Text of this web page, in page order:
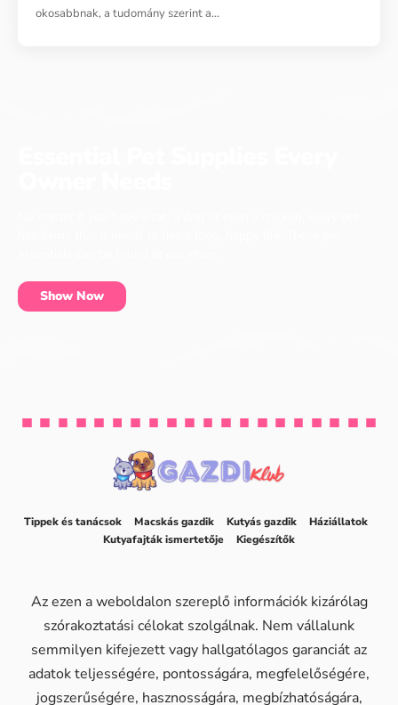
okosabbnak, a tudomány szerint a…
Show Now
Tippek és tanácsok Macskás gazdik Kutyás gazdik
Háziállatok
Kutyafajták ismertetője
Kiegészítők
Az ezen a weboldalon szereplő információk kizárólag
szórakoztatási célokat szolgálnak. Nem vállalunk
semmilyen kifejezett vagy hallgatólagos garanciát az
adatok teljességére, pontosságára, megfelelőségére,
jogszerűségére, hasznosságára, megbízhatóságára,